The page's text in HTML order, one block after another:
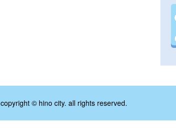
copyright © hino city. all rights reserved.